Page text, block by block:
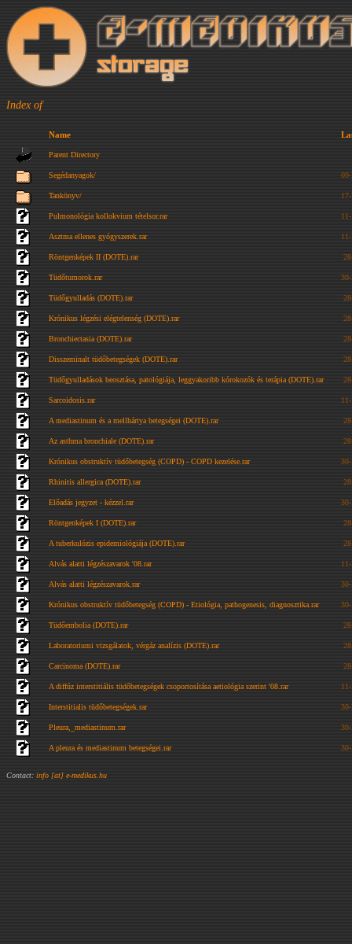
Index of
Name
Parent Directory
Segédanyagok/
Tankönyv/
Pulmonológia kollokvium tételsor.rar
Asztma ellenes gyógyszerek.rar
Röntgenképek II (DOTE).rar
Tüdőtumorok.rar
Tüdőgyulladás (DOTE).rar
Krónikus légzési elégtelenség (DOTE).rar
Bronchiectasia (DOTE).rar
Disszeminalt tüdőbetegségek (DOTE).rar
Tüdőgyulladások beosztása, patológiája, leggyakoribb kórokozók és terápia (DOTE).rar
Sarcoidosis.rar
A mediastinum és a mellhártya betegségei (DOTE).rar
Az asthma bronchiale (DOTE).rar
Krónikus obstruktív tüdőbetegség (COPD) - COPD kezelése.rar
Rhinitis allergica (DOTE).rar
Előadás jegyzet - kézzel.rar
Röntgenképek I (DOTE).rar
A tuberkulózis epidemiológiája (DOTE).rar
Alvás alatti légzészavarok '08.rar
Alvás alatti légzészavarok.rar
Krónikus obstruktív tüdőbetegség (COPD) - Etiológia, pathogenesis, diagnosztika.rar
Tüdőembolia (DOTE).rar
Laboratoriumi vizsgálatok, vérgáz analízis (DOTE).rar
Carcinoma (DOTE).rar
A diffúz interstitiális tüdőbetegségek csoportosítása aetiológia szerint '08.rar
Interstitialis tüdőbetegségek.rar
Pleura,_mediastinum.rar
A pleura és mediastinum betegségei.rar
Contact: info [at] e-medikus.hu